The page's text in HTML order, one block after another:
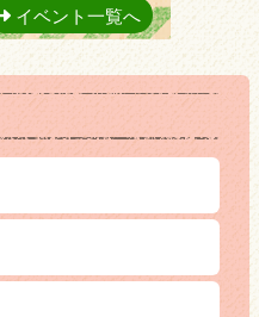
イベント一覧へ